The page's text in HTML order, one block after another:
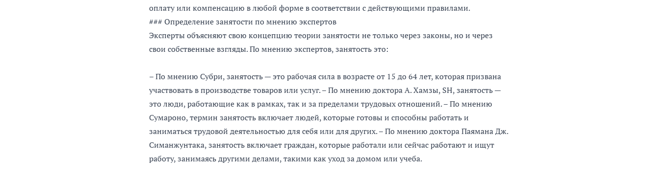
оплату или компенсацию в любой форме в соответствии с действующими правилами.
### Определение занятости по мнению экспертов
Эксперты объясняют свою концепцию теории занятости не только через законы, но и через
свои собственные взгляды. По мнению экспертов, занятость это:
– По мнению Субри, занятость — это рабочая сила в возрасте от 15 до 64 лет, которая призвана
участвовать в производстве товаров или услуг. – По мнению доктора А. Хамзы, SH, занятость —
это люди, работающие как в рамках, так и за пределами трудовых отношений. – По мнению
Сумароно, термин занятость включает людей, которые готовы и способны работать и
заниматься трудовой деятельностью для себя или для других. – По мнению доктора Паямана Дж.
Симанжунтака, занятость включает граждан, которые работали или сейчас работают и ищут
работу, занимаясь другими делами, такими как уход за домом или учеба.